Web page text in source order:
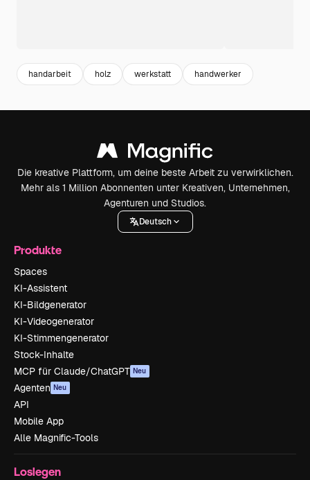
handarbeit holz werkstatt handwerker
Die kreative Plattform, um deine beste Arbeit zu verwirklichen.
Mehr als 1 Million Abonnenten unter Kreativen, Unternehmen,
Agenturen und Studios.
Deutsch
Produkte
Spaces
KI-Assistent
KI-Bildgenerator
KI-Videogenerator
KI-Stimmengenerator
Stock-Inhalte
MCP für Claude/ChatGPT Neu
Agenten Neu
API
Mobile App
Alle Magnific-Tools
Loslegen